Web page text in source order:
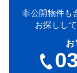
非公開物件も
お探しし
お